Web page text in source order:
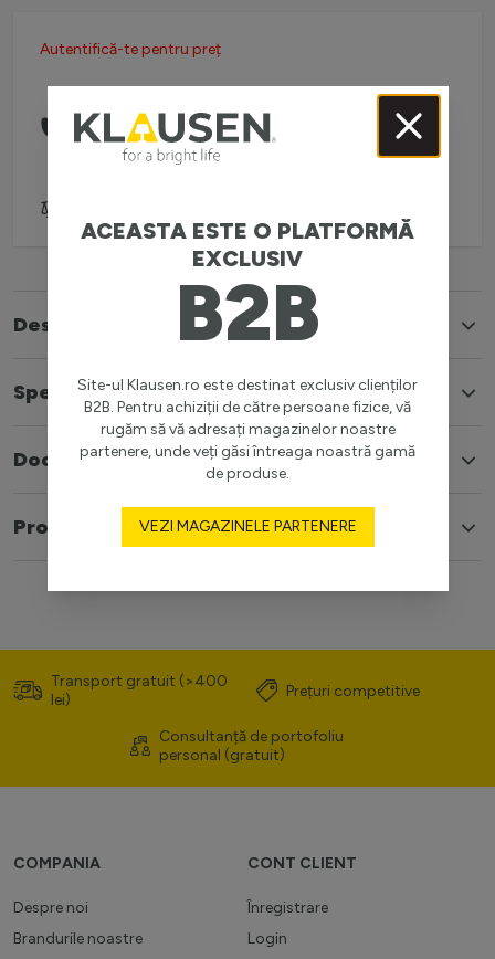
Autentifică-te pentru preț
0738 757 210
(L-V: 08:30-16:00)
Descriere
Specificatii
Documente
Produse similare
ACEASTA ESTE O PLATFORMĂ
EXCLUSIV
B2B
Site-ul Klausen.ro este destinat exclusiv clienților
B2B. Pentru achiziții de către persoane fizice, vă
rugăm să vă adresați magazinelor noastre
partenere, unde veți găsi întreaga noastră gamă
de produse.
VEZI MAGAZINELE PARTENERE
Transport gratuit (>400
lei)
Prețuri competitive
Consultanță de portofoliu
personal (gratuit)
COMPANIA
Despre noi
Brandurile noastre
CONT CLIENT
Înregistrare
Login